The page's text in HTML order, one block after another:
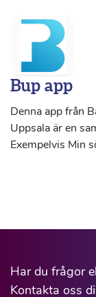
Bup app
Denna app från
Uppsala är en
Exempelvis Min
Har du frågor
Kontakta oss